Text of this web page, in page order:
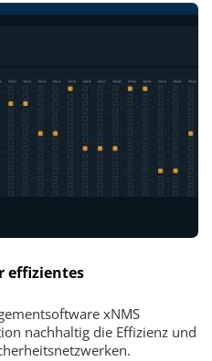
effizientes
xNMS
nachhaltig die Effizienz und